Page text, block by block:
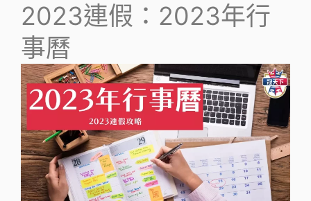
2023連假：2023年行
事曆